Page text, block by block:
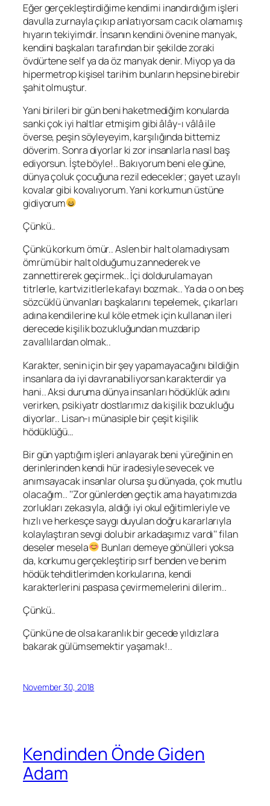
Eğer gerçekleştirdiğime kendimi inandırdığım işleri
davulla zurnayla çıkıp anlatıyorsam cacık olamamış
hıyarın tekiyimdir. İnsanın kendini övenine manyak,
kendini başkaları tarafından bir şekilde zoraki
övdürtene self ya da öz manyak denir. Miyop ya da
hipermetrop kişisel tarihim bunların hepsine birebir
şahit olmuştur.
Yani birileri bir gün beni haketmediğim konularda
sanki çok iyi haltlar etmişim gibi âlây-ıvâlâile
överse, peşin söyleyeyim, karşılığında bittemiz
döverim. Sonra diyorlar ki zor insanlarla nasıl baş
ediyorsun. İşte böyle!.. Bakıyorum beni ele güne,
dünya çoluk çocuğuna rezil edecekler; gayet uzaylı
kovalar gibi kovalıyorum. Yani korkumun üstüne
gidiyorum
Çünkü..
Çünkü korkum ömür.. Aslen bir halt olamadıysam
ömrümü bir halt olduğumu zannederek ve
zannettirerek geçirmek.. İçi doldurulamayan
titrlerle, kartvizitlerle kafayı bozmak.. Ya da o on beş
sözcüklü ünvanları başkalarını tepelemek, çıkarları
adına kendilerine kul köle etmek için kullanan ileri
derecede kişilik bozukluğundan muzdarip
zavallılardan olmak..
Karakter, senin için bir şey yapamayacağını bildiğin
insanlara da iyi davranabiliyorsan karakterdir ya
hani.. Aksi duruma dünya insanları hödüklük adını
verirken, psikiyatr dostlarımız da kişilik bozukluğu
diyorlar.. Lisan-ı münasiple bir çeşit kişilik
hödüklüğü…
Bir gün yaptığım işleri anlayarak beni yüreğinin en
derinlerinden kendi hür iradesiyle sevecek ve
anımsayacak insanlar olursa şu dünyada, çok mutlu
olacağım.. ‘’Zor günlerden geçtik ama hayatımızda
zorlukları zekasıyla, aldığı iyi okul eğitimleriyle ve
hızlı ve herkesçe saygı duyulan doğru kararlarıyla
kolaylaştıran sevgi dolu bir arkadaşımız vardı’’ filan
deseler mesela
Bunları demeye gönülleri yoksa
da, korkumu gerçekleştirip sırf benden ve benim
hödük tehditlerimden korkularına, kendi
karakterlerini paspasa çevirmemelerini dilerim..
Çünkü..
Çünkü ne de olsa karanlık bir gecede yıldızlara
bakarak gülümsemektir yaşamak!..
November 30, 2018
Kendinden Önde Giden
Adam